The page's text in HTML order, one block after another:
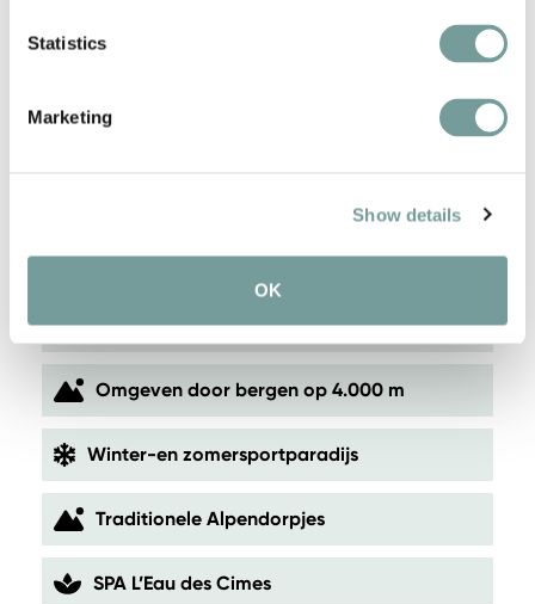
Statistics
Marketing
Show details
OK
KEY FEATURES AND
SERVICES
Gault&Millau 13/20 - Chez Ida
Omgeven door bergen op 4.000 m
Winter-en zomersportparadijs
Traditionele Alpendorpjes
SPA L’Eau des Cimes